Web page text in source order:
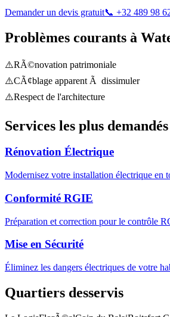
Demander un devis gratuit📞 +32 489 98
Problèmes courants à
⚠️RÃ©novation patrimoniale
⚠️CÃ¢blage apparent Ã dissimuler
⚠️Respect de l'architecture
Services les plus
Rénovation Électrique
Modernisez votre installation électrique en
Conformité RGIE
Préparation et correction pour le contrôle
Mise en Sécurité
Éliminez les dangers électriques de votre
Quartiers desservis